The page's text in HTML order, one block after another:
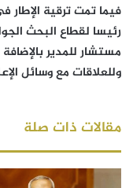
فيما تمت ترقية
رئيسا لقطاع البحث
مستشار للمدير
وللعلاقات مع وسائل
مقالات ذات صلة